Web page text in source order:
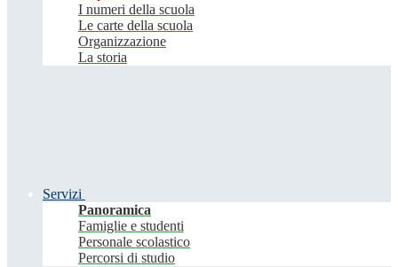
I numeri della scuola
Le carte della scuola
Organizzazione
La storia
Servizi
Panoramica
Famiglie e studenti
Personale scolastico
Percorsi di studio